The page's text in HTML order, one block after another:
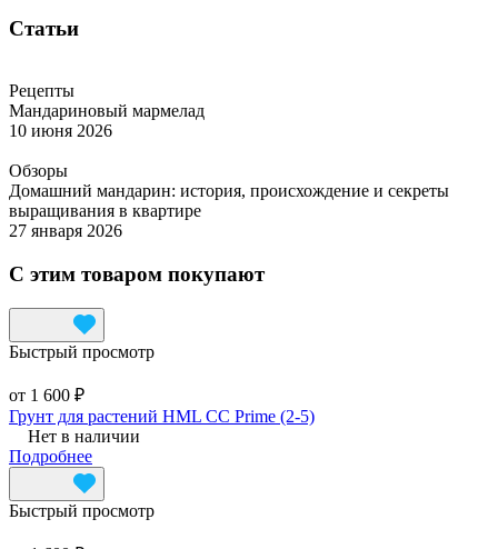
Статьи
Рецепты
Мандариновый мармелад
10 июня 2026
Обзоры
Домашний мандарин: история, происхождение и секреты
выращивания в квартире
27 января 2026
С этим товаром покупают
Быстрый просмотр
от 1 600 ₽
Грунт для растений HML CC Prime (2-5)
Нет в наличии
Подробнее
Быстрый просмотр